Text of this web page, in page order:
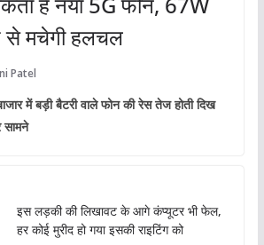
से मचेगी हलचल
Patel
में बड़ी बैटरी वाले फोन की रेस तेज होती दिख
सामने
इस लड़की की लिखावट के आगे कंप्यूटर भी फेल,
हर कोई मुरीद हो गया इसकी राइटिंग को